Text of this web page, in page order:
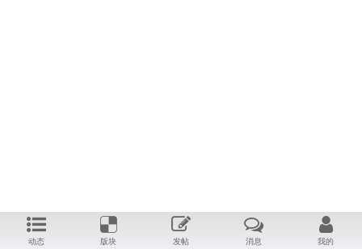
动态 版块 发帖 消息 我的